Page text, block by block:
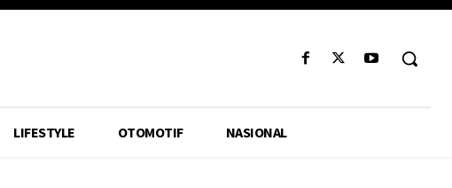
LIFESTYLE OTOMOTIF NASIONAL